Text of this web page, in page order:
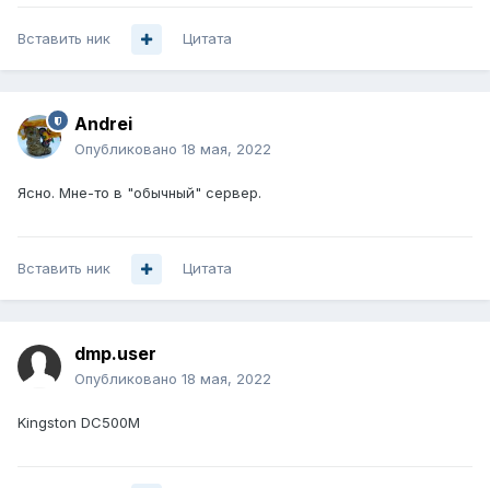
Вставить ник Цитата
Andrei
Опубликовано 18 мая, 2022
Ясно. Мне-то в "обычный" сервер.
Вставить ник Цитата
dmp.user
Опубликовано 18 мая, 2022
Kingston DC500M